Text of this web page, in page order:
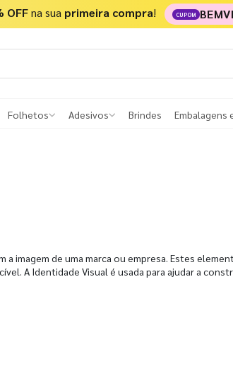
OFFna sua primeira compra! CUPOM
Folhetos Adesivos Brindes Embalagens
imagem de uma marca ou empresa. Estes
A Identidade Visual é usada para ajudar a